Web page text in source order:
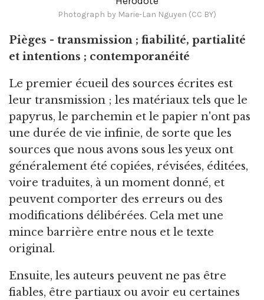
Photograph by Marie-Lan Nguyen (CC BY)
Pièges - transmission ; fiabilité, partialité
et intentions ; contemporanéité
Le premier écueil des sources écrites est
leur transmission ; les matériaux tels que le
papyrus, le parchemin et le papier n'ont pas
une durée de vie infinie, de sorte que les
sources que nous avons sous les yeux ont
généralement été copiées, révisées, éditées,
voire traduites, à un moment donné, et
peuvent comporter des erreurs ou des
modifications délibérées. Cela met une
mince barrière entre nous et le texte
original.
Ensuite, les auteurs peuvent ne pas être
fiables, être partiaux ou avoir eu certaines